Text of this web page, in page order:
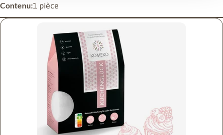
Contenu:1 pièce
Partager ce produit
poser une question
nom
Votre
email
Ton